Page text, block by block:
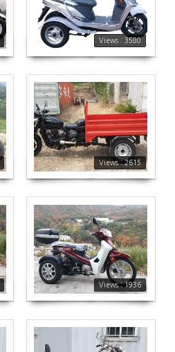
Views : 3580
3580
Views : 2615
2615
Views : 1936
1936